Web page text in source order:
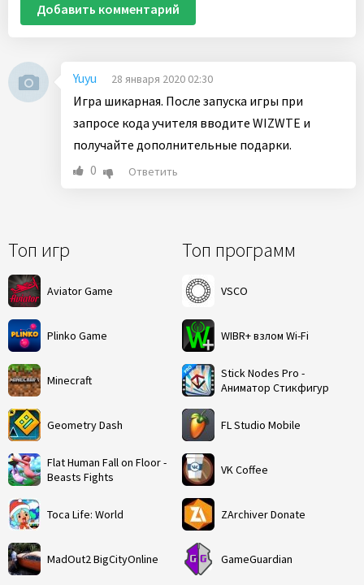
Топ игр
Aviator Game
Plinko Game
Minecraft
Geometry Dash
Flat Human Fall on Floor -
Beasts Fights
Toca Life: World
MadOut2 BigCityOnline
Топ программ
VSCO
WIBR+ взлом Wi-Fi
Stick Nodes Pro -
Аниматор Стикфигур
FL Studio Mobile
VK Coffee
ZArchiver Donate
GameGuardian
Добавить комментарий
Yuyu 28 января 2020 02:30
Игра шикарная. После запуска игры при
запросе кода учителя вводите WIZWTE и
получайте дополнительные подарки.
0
Ответить